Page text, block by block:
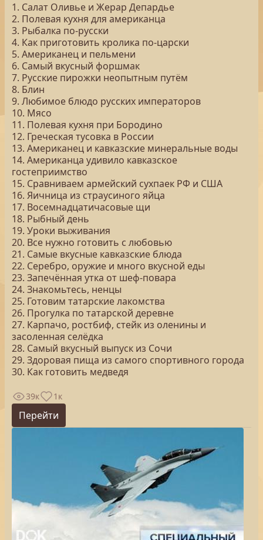
1. Салат Оливье и Жерар Депардье
2. Полевая кухня для американца
3. Рыбалка по-русски
4. Как приготовить кролика по-царски
5. Американец и пельмени
6. Самый вкусный форшмак
7. Русские пирожки неопытным путём
8. Блин
9. Любимое блюдо русских императоров
10. Мясо
11. Полевая кухня при Бородино
12. Греческая тусовка в России
13. Американец и кавказские минеральные воды
14. Американца удивило кавказское
гостеприимство
15. Сравниваем армейский сухпаек РФ и США
16. Яичница из страусиного яйца
17. Восемнадцатичасовые щи
18. Рыбный день
19. Уроки выживания
20. Все нужно готовить с любовью
21. Самые вкусные кавказские блюда
22. Серебро, оружие и много вкусной еды
23. Запечённая утка от шеф-повара
24. Знакомьтесь, ненцы
25. Готовим татарские лакомства
26. Прогулка по татарской деревне
27. Карпачо, ростбиф, стейк из оленины и
засоленная селёдка
28. Самый вкусный выпуск из Сочи
29. Здоровая пища из самого спортивного города
30. Как готовить медведя
39к 1к
Перейти